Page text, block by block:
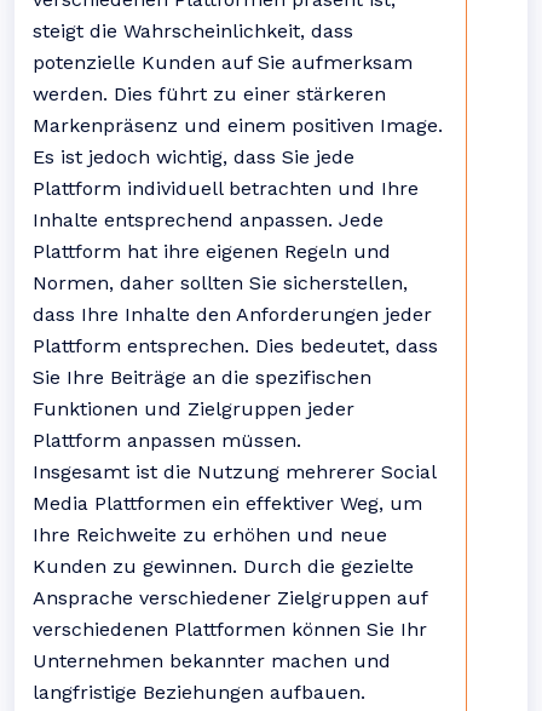
steigt die Wahrscheinlichkeit, dass
potenzielle Kunden auf Sie aufmerksam
werden. Dies führt zu einer stärkeren
Markenpräsenz und einem positiven Image.
Es ist jedoch wichtig, dass Sie jede
Plattform individuell betrachten und Ihre
Inhalte entsprechend anpassen. Jede
Plattform hat ihre eigenen Regeln und
Normen, daher sollten Sie sicherstellen,
dass Ihre Inhalte den Anforderungen jeder
Plattform entsprechen. Dies bedeutet, dass
Sie Ihre Beiträge an die spezifischen
Funktionen und Zielgruppen jeder
Plattform anpassen müssen.
Insgesamt ist die Nutzung mehrerer Social
Media Plattformen ein effektiver Weg, um
Ihre Reichweite zu erhöhen und neue
Kunden zu gewinnen. Durch die gezielte
Ansprache verschiedener Zielgruppen auf
verschiedenen Plattformen können Sie Ihr
Unternehmen bekannter machen und
langfristige Beziehungen aufbauen.